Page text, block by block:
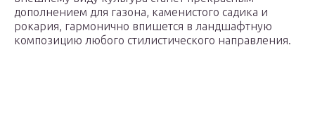
дополнением для газона, каменистого садика и
рокария, гармонично впишется в ландшафтную
композицию любого стилистического направления.